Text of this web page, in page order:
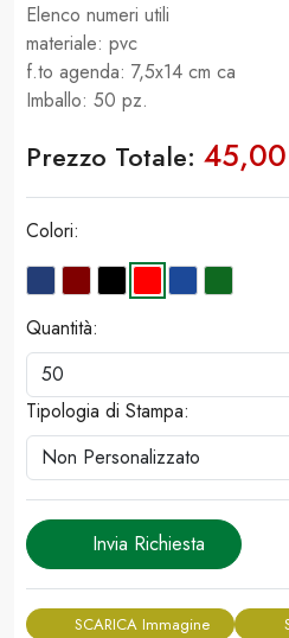
Elenco numeri utili
materiale: pvc
f.to agenda: 7,5x14 cm ca
Imballo: 50 pz.
Prezzo Totale:
Colori:
Quantità:
Tipologia di Stampa:
Invia Richiesta
SCARICA Immagine